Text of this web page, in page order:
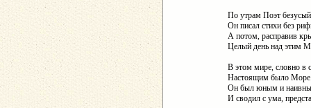
По утрам Поэт
Он писал стихи без
А потом, расправив
Целый день над этим
В этом мире, словно в
Настоящим было
Он был юным и
И сводил с ума,